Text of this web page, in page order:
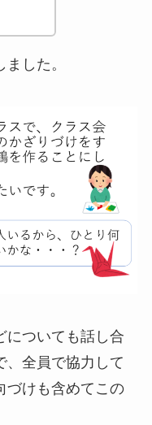
した。
についても話し合
、全員で協力して
づけも含めてこの